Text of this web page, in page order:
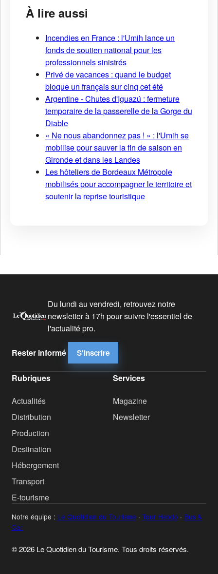
À lire aussi
Incendies en France : l'Umih lance un
fonds de soutien national pour les
professionnels sinistrés
Privé de vacances : quand le budget
bloque un français sur cinq cet été
Argentine - Chutes d'Iguazú : fermeture
temporaire de la passerelle de la Gorge du
Diable
« Ne nous abandonnez pas ! » : l'Umih se
mobilise pour sauver la fin de saison en
Gironde et dans les Landes
Les hôteliers de Bordeaux Métropole
mobilisés pour accompagner le territoire et
soutenir la reprise touristique
Du lundi au vendredi, retrouvez notre
newsletter à 17h pour suivre l'essentiel de
l'actualité pro.
Rester informé S'inscrire
Rubriques
Actualités
Distribution
Production
Destination
Hébergement
Transport
E-tourisme
Services
Magazine
Newsletter
Notre équipe : Le Quotidien du Tourisme · Tour Hebdo · Bus &
Car
© 2026 Le Quotidien du Tourisme. Tous droits réservés.